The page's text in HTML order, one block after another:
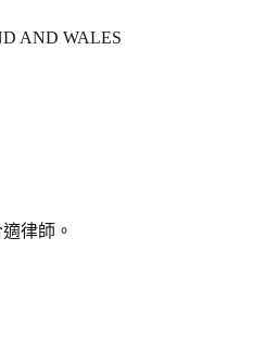
AND WALES
律師。